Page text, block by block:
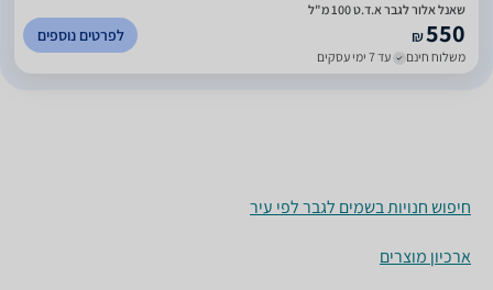
שאנל אלור לגבר א.ד.ט 100 מ"ל
₪550
משלוח חינם עד 7 ימי עסקים
לפרטים נוספים
חיפוש חנויות בשמים לגבר לפי עיר
ארכיון מוצרים